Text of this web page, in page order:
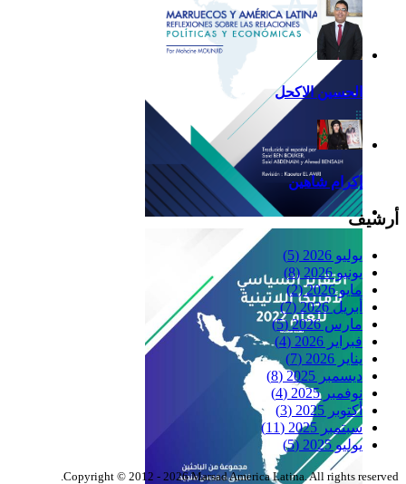
Reflexiones
الحسين الاكحل
إكرام شاهين
أرشيف
يوليو 2026
(5)
يونيو 2026
(8)
مايو 2026
(2)
أبريل 2026
(7)
مارس 2026
(5)
فبراير 2026
(4)
يناير 2026
(7)
ديسمبر 2025
(8)
نوفمبر 2025
(4)
أكتوبر 2025
(3)
سبتمبر 2025
(11)
يوليو 2025
(5)
Copyright © 2012 - 2026 Marsad America Latina. All rights reserved.